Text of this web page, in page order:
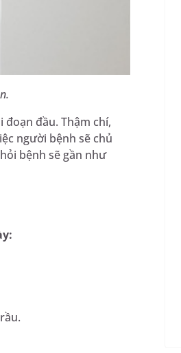
đầu. Thậm chí,
người bệnh sẽ chủ
bệnh sẽ gần như